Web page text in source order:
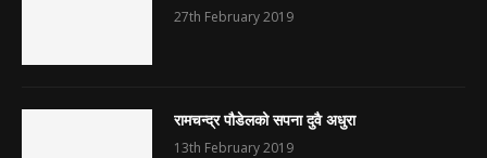
27th February 2019
रामचन्द्र पौडेलको सपना दुवै अधुरा
13th February 2019